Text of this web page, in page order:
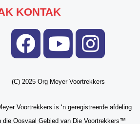
KONTAK
(C) 2025 Org Meyer Voortrekkers
Voortrekkers is ‘n geregistreerde afdeling
die Oosvaal Gebied van Die Voortrekkers™